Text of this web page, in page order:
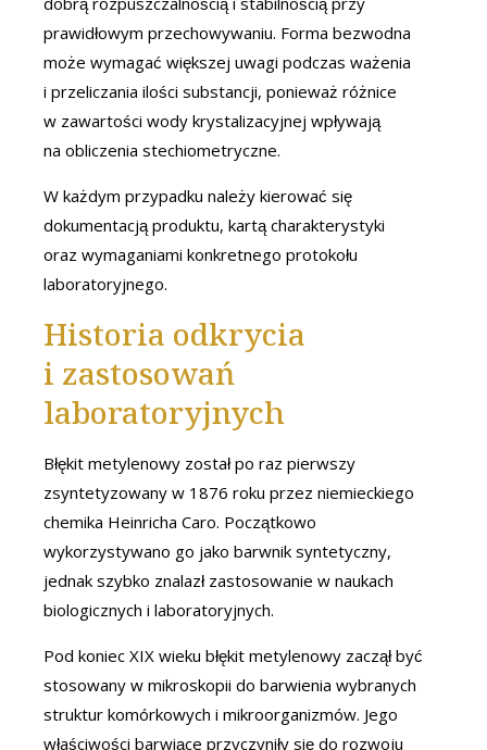
prawidłowym przechowywaniu. Forma bezwodna
może wymagać większej uwagi podczas ważenia
i przeliczania ilości substancji, ponieważ różnice
w zawartości wody krystalizacyjnej wpływają
na obliczenia stechiometryczne.
W każdym przypadku należy kierować się
dokumentacją produktu, kartą charakterystyki
oraz wymaganiami konkretnego protokołu
laboratoryjnego.
Historia odkrycia
i zastosowań
laboratoryjnych
Błękit metylenowy został po raz pierwszy
zsyntetyzowany w 1876 roku przez niemieckiego
chemika Heinricha Caro. Początkowo
wykorzystywano go jako barwnik syntetyczny,
jednak szybko znalazł zastosowanie w naukach
biologicznych i laboratoryjnych.
Pod koniec XIX wieku błękit metylenowy zaczął być
stosowany w mikroskopii do barwienia wybranych
struktur komórkowych i mikroorganizmów. Jego
właściwości barwiące przyczyniły się do rozwoju